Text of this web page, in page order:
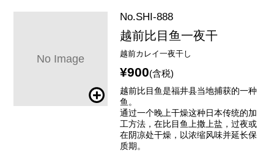
No.SHI-888
越前比目鱼一夜干
越前カレイ一夜干し
¥900(含税)
越前比目鱼是福井县当地捕获的一种
鱼。
通过一个晚上干燥这种日本传统的加
工方法，在比目鱼上撒上盐，过夜或
在阴凉处干燥，以浓缩风味并延长保
质期。